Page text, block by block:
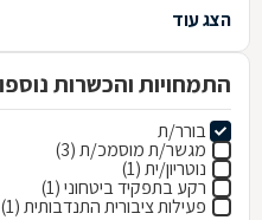
הצג עוד
התמחויות והכשרות
בורר/ת
מגשר/ת מוסמכ/ת (3)
נוטריון/ית (1)
רקע בתפקיד ביטחוני (1)
פעילות ציבורית התנדבותית (1)